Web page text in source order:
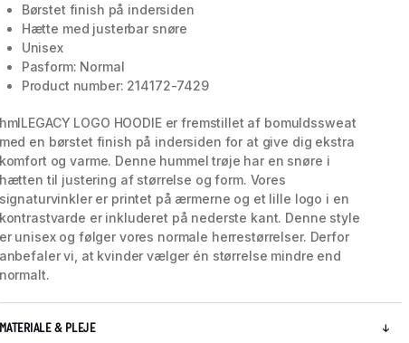
5 / 14
Børstet finish på indersiden
Hætte med justerbar snøre
Unisex
Pasform: Normal
Product number: 214172-7429
hmlLEGACY LOGO HOODIE er fremstillet af bomuldssweat
med en børstet finish på indersiden for at give dig ekstra
komfort og varme. Denne hummel trøje har en snøre i
hætten til justering af størrelse og form. Vores
signaturvinkler er printet på ærmerne og et lille logo i en
kontrastvarde er inkluderet på nederste kant. Denne style
er unisex og følger vores normale herrestørrelser. Derfor
anbefaler vi, at kvinder vælger én størrelse mindre end
normalt.
MATERIALE & PLEJE